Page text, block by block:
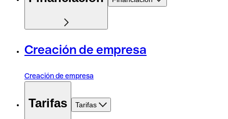
Creación de empresa
Creación de empresa
Tarifas Tarifas